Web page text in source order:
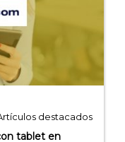
destacados
tablet en